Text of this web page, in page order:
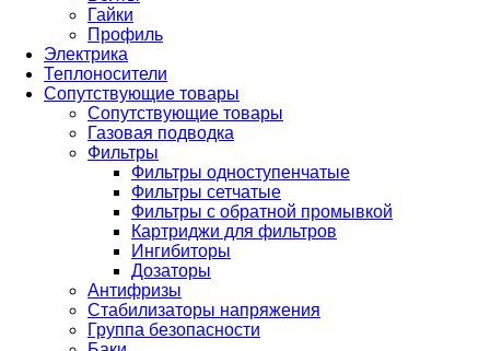
Гайки
Профиль
Электрика
Теплоносители
Сопутствующие товары
Сопутствующие товары
Газовая подводка
Фильтры
Фильтры одноступенчатые
Фильтры сетчатые
Фильтры с обратной промывкой
Картриджи для фильтров
Ингибиторы
Дозаторы
Антифризы
Стабилизаторы напряжения
Группа безопасности